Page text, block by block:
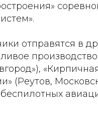
отправятся в
(Реутов,